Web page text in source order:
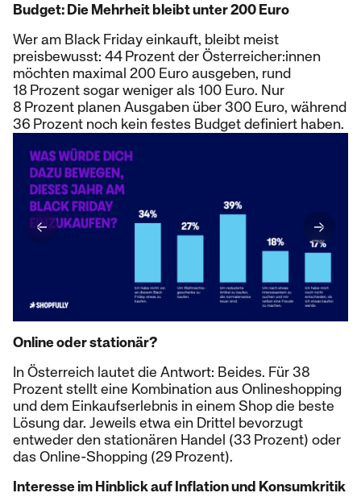
Budget: Die Mehrheit bleibt unter 200 Euro
Wer am Black Friday einkauft, bleibt meist
preisbewusst: 44 Prozent der Österreicher:innen
möchten maximal 200 Euro ausgeben, rund
18 Prozent sogar weniger als 100 Euro. Nur
8 Prozent planen Ausgaben über 300 Euro, während
36 Prozent noch kein festes Budget definiert haben.
Online oder stationär?
In Österreich lautet die Antwort: Beides. Für 38
Prozent stellt eine Kombination aus Onlineshopping
und dem Einkaufserlebnis in einem Shop die beste
Lösung dar. Jeweils etwa ein Drittel bevorzugt
entweder den stationären Handel (33 Prozent) oder
das Online-Shopping (29 Prozent).
Interesse im Hinblick auf Inflation und Konsumkritik